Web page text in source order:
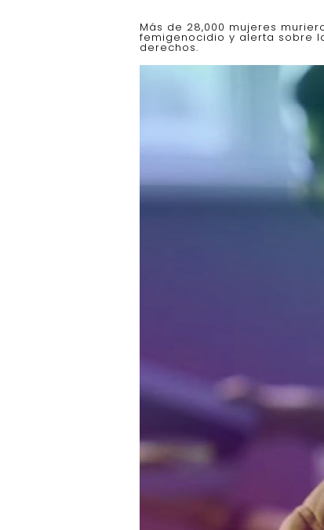
Más de 28,000 mujeres
femigenocidio y alerta sobre
derechos.